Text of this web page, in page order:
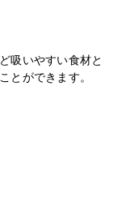
吸いやすい食材と
とができます。